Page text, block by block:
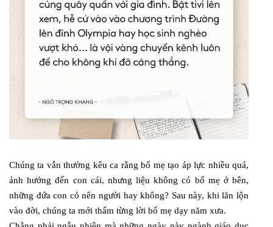
Chúng ta vẫn thường kêu ca rằng bố mẹ tạo áp lực nhiều quá,
ảnh hưởng đến con cái, nhưng liệu không có bố mẹ ở bên,
những đứa con có nên người hay không? Sau này, khi lăn lộn
vào đời, chúng ta mới thấm từng lời bố mẹ dạy năm xưa.